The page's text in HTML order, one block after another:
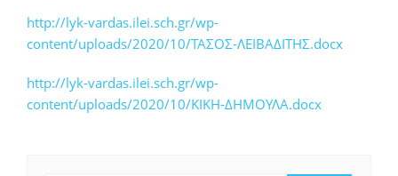
http://lyk-vardas.ilei.sch.gr/wp-
content/uploads/2020/10/ΤΑΣΟΣ-ΛΕΙΒΑΔΙΤΗΣ.docx
http://lyk-vardas.ilei.sch.gr/wp-
content/uploads/2020/10/ΚΙΚΗ-ΔΗΜΟΥΛΑ.docx